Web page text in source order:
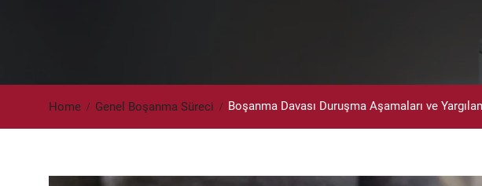
Home Genel Boşanma Süreci Boşanma Davası Duruşma Aşamaları ve